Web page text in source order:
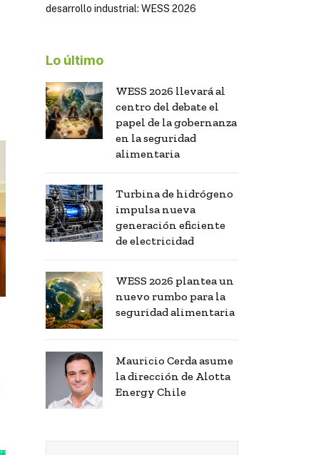
desarrollo industrial: WESS 2026
Lo último
WESS 2026 llevará al
centro del debate el
papel de la gobernanza
en la seguridad
alimentaria
Turbina de hidrógeno
impulsa nueva
generación eficiente
de electricidad
WESS 2026 plantea un
nuevo rumbo para la
seguridad alimentaria
Mauricio Cerda asume
la dirección de Alotta
Energy Chile